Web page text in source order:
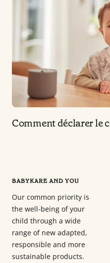
Comment déclarer le
BABYKARE AND YOU
Our common priority is
the well-being of your
child through a wide
range of new adapted,
responsible and more
sustainable products.